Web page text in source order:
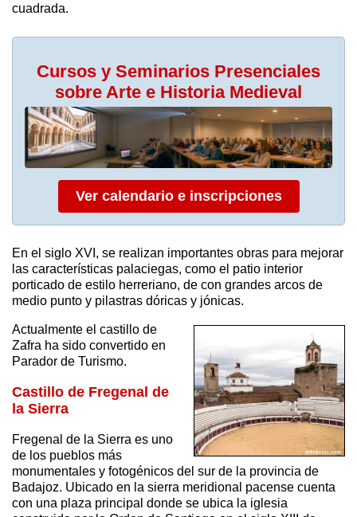
cuadrada.
Cursos y Seminarios Presenciales
sobre Arte e Historia Medieval
Ver calendario e inscripciones
En el siglo XVI, se realizan importantes obras para mejorar
las características palaciegas, como el patio interior
porticado de estilo herreriano, de con grandes arcos de
medio punto y pilastras dóricas y jónicas.
Actualmente el castillo de
Zafra ha sido convertido en
Parador de Turismo.
Castillo de Fregenal de
la Sierra
Fregenal de la Sierra es uno
de los pueblos más
monumentales y fotogénicos del sur de la provincia de
Badajoz. Ubicado en la sierra meridional pacense cuenta
con una plaza principal donde se ubica la iglesia